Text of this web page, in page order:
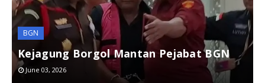
BGN
Kejagung Borgol Mantan Pejabat BGN
June 03, 2026